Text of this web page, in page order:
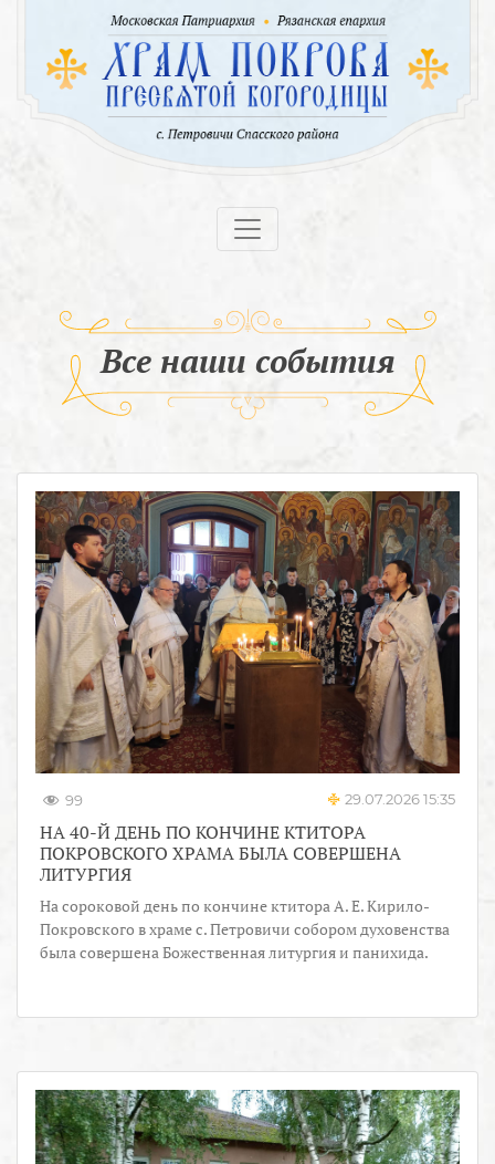
Все наши события
99 29.07.2026 15:35
НА 40-Й ДЕНЬ ПО КОНЧИНЕ КТИТОРА
ПОКРОВСКОГО ХРАМА БЫЛА СОВЕРШЕНА
ЛИТУРГИЯ
На сороковой день по кончине ктитора А. Е. Кирило-
Покровского в храме с. Петровичи собором духовенства
была совершена Божественная литургия и панихида.